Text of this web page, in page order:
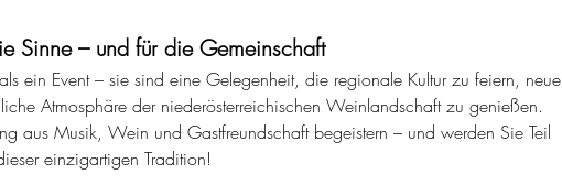
Sinne – und für die Gemeinschaft
ein Event – sie sind eine Gelegenheit, die regionale Kultur zu feiern, neue
Atmosphäre der niederösterreichischen Weinlandschaft zu genießen.
aus Musik, Wein und Gastfreundschaft begeistern – und werden Sie Teil
einzigartigen Tradition!